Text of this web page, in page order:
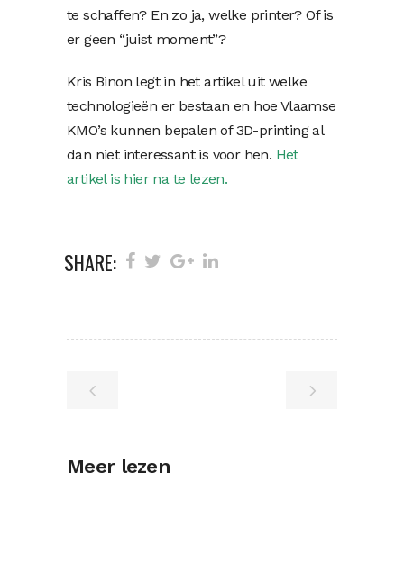
te schaffen? En zo ja, welke printer? Of is
er geen “juist moment”?
Kris Binon legt in het artikel uit welke
technologieën er bestaan en hoe Vlaamse
KMO’s kunnen bepalen of 3D-printing al
dan niet interessant is voor hen. Het
artikel is hier na te lezen.
SHARE:
Meer lezen